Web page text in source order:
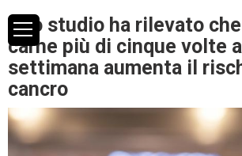
Uno studio ha rilevato
carne più di cinque volte
settimana aumenta il
cancro